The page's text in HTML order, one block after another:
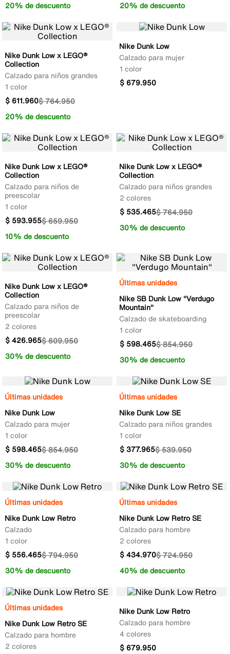
20% de descuento 20% de descuento
Nike Dunk Low x LEGO®
Collection
Calzado para niños grandes
1 color
$764.950
$ 611.960
20% de descuento
Nike Dunk Low
Calzado para mujer
1 color
$ 679.950
Nike Dunk Low x LEGO®
Collection
Calzado para niños de
preescolar
1 color
$659.950
$ 593.955
10% de descuento
Nike Dunk Low x LEGO®
Collection
Calzado para niños grandes
2 colores
$764.950
$ 535.465
30% de descuento
Nike Dunk Low x LEGO®
Collection
Calzado para niños de
preescolar
2 colores
$609.950
$426.965
30% de descuento
Últimas unidades
Nike SB Dunk Low "Verdugo
Mountain"
Calzado de skateboarding
1 color
$854.950
$ 598.465
30% de descuento
Últimas unidades
Nike Dunk Low
Calzado para mujer
1 color
$854.950
$ 598.465
30% de descuento
Últimas unidades
Nike Dunk Low SE
Calzado para niños grandes
1 color
$539.950
$377.965
30% de descuento
Últimas unidades
Nike Dunk Low Retro
Calzado
1 color
$794.950
$ 556.465
30% de descuento
Últimas unidades
Nike Dunk Low Retro SE
Calzado para hombre
2 colores
$724.950
$434.970
40% de descuento
Últimas unidades
Nike Dunk Low Retro SE
Calzado para hombre
2 colores
Nike Dunk Low Retro
Calzado para hombre
4 colores
$ 679.950